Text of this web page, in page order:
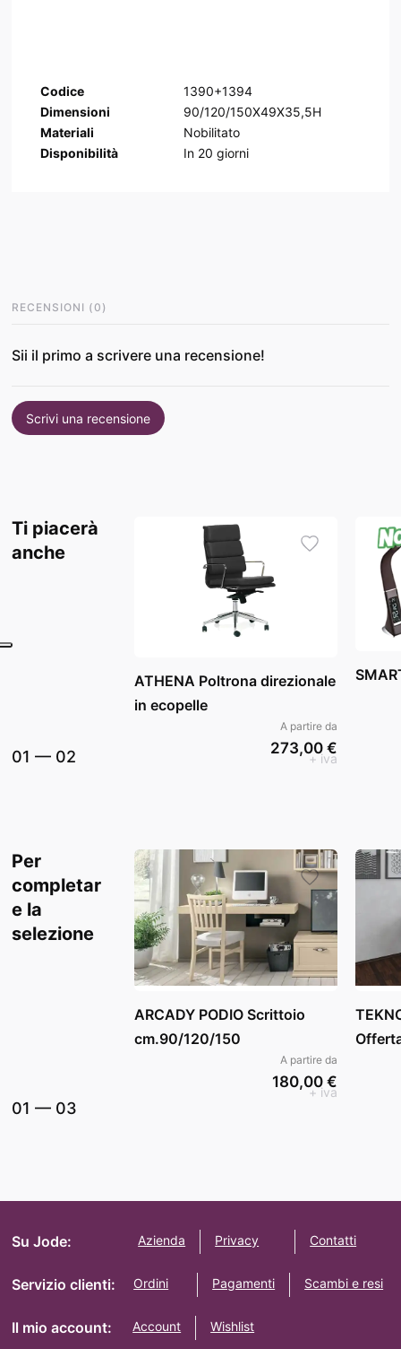
Codice
1390+1394
Dimensioni
90/120/150X49X35,5H
Materiali
Nobilitato
Disponibilità
In 20 giorni
RECENSIONI (0 )
Sii il primo a scrivere una recensione!
Scrivi una recensione
Ti piacerà
anche
01 — 02
ATHENA Poltrona direzionale
in ecopelle
A partire da
273,00 €
+ iva
Per
completar
e la
selezione
01 — 03
ARCADY PODIO Scrittoio
cm.90/120/150
A partire da
180,00 €
+ iva
Su Jode: Azienda Privacy Contatti
Servizio clienti: Ordini Pagamenti Scambi e resi
Il mio account: Account Wishlist